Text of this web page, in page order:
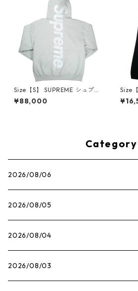
Size【S】 SUPREME シュプリ
ーム 25FW Satin Applique H
ooded Sweatshirt Heather
¥88,000
Size
リー
Category
2026/08/06
2026/08/05
2026/08/04
2026/08/03